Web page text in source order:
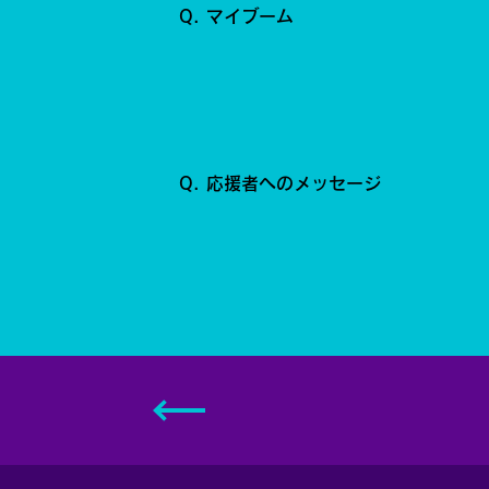
Q. マイブーム
Q. 応援者へのメッセージ